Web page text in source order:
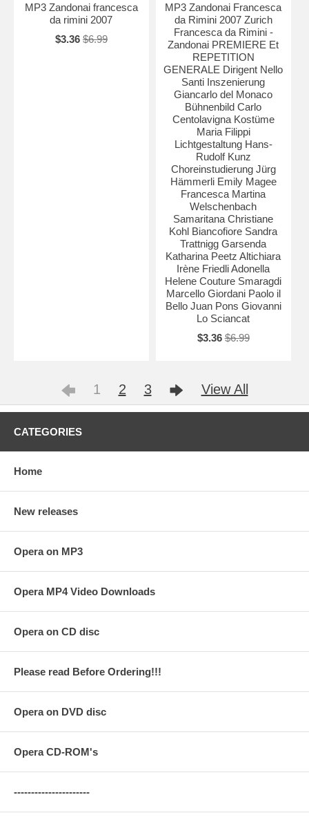
MP3 Zandonai francesca
da rimini 2007
$3.36 $6.99
MP3 Zandonai Francesca
da Rimini 2007 Zurich
Francesca da Rimini -
Zandonai PREMIERE Et
REPETITION
GENERALE Dirigent Nello
Santi Inszenierung
Giancarlo del Monaco
Bühnenbild Carlo
Centolavigna Kostüme
Maria Filippi
Lichtgestaltung Hans-
Rudolf Kunz
Choreinstudierung Jürg
Hämmerli Emily Magee
Francesca Martina
Welschenbach
Samaritana Christiane
Kohl Biancofiore Sandra
Trattnigg Garsenda
Katharina Peetz Altichiara
Irène Friedli Adonella
Helene Couture Smaragdi
Marcello Giordani Paolo il
Bello Juan Pons Giovanni
Lo Sciancat
$3.36 $6.99
1 2 3 View All
CATEGORIES
Home
New releases
Opera on MP3
Opera MP4 Video Downloads
Opera on CD disc
Please read Before Ordering!!!
Opera on DVD disc
Opera CD-ROM's
----------------------